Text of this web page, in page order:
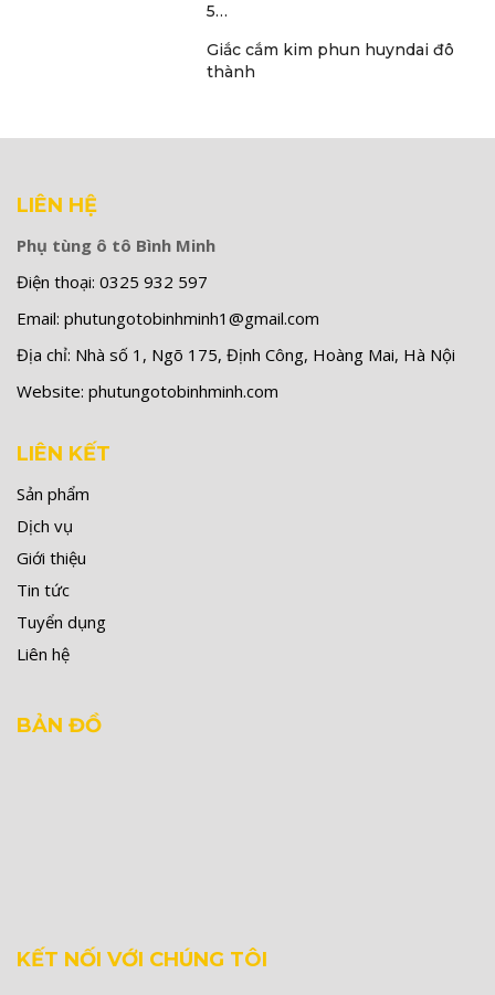
5…
Giắc cắm kim phun huyndai đô
thành
LIÊN HỆ
Phụ tùng ô tô Bình Minh
Điện thoại: 0325 932 597
Email: phutungotobinhminh1@gmail.com
Địa chỉ: Nhà số 1, Ngõ 175, Định Công, Hoàng Mai, Hà Nội
Website: phutungotobinhminh.com
LIÊN KẾT
Sản phẩm
Dịch vụ
Giới thiệu
Tin tức
Tuyển dụng
Liên hệ
BẢN ĐỒ
KẾT NỐI VỚI CHÚNG TÔI